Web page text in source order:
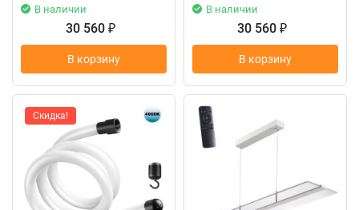
В наличии
30 560 ₽
В корзину
В наличии
30 560 ₽
В корзину
Скидка!